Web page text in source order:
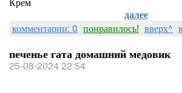
далее
комментарии: 0 понравилось! вверх^
печенье гата домашний медовик
25-08-2024 22:54